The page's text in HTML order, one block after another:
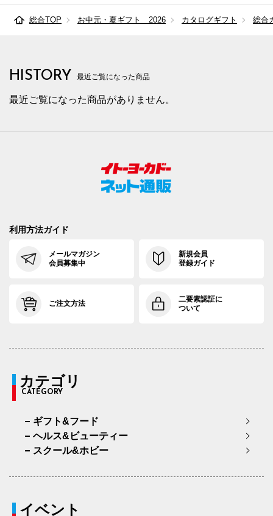
総合TOP お中元・夏ギフト 2026 カタログギフト 総合
HISTORY 最近ご覧になった商品
最近ご覧になった商品がありません。
利用方法ガイド
メールマガジン
会員募集中
新規会員
登録ガイド
ご注文方法
二要素認証に
ついて
カテゴリ
CATEGORY
ギフト&フード
ヘルス&ビューティー
スクール&ホビー
イベント